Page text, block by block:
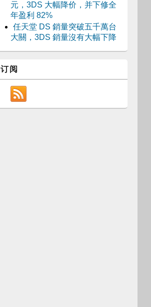
元，3DS 大幅降价，并下修全
年盈利 82%
任天堂 DS 銷量突破五千萬台
大關，3DS 銷量沒有大幅下降
订阅